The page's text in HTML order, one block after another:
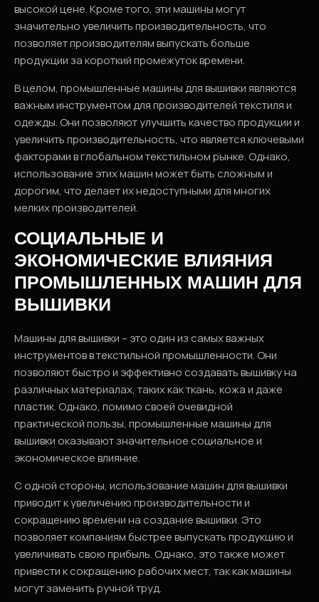
высокой цене. Кроме того, эти машины могут
значительно увеличить производительность, что
позволяет производителям выпускать больше
продукции за короткий промежуток времени.
В целом, промышленные машины для вышивки являются
важным инструментом для производителей текстиля и
одежды. Они позволяют улучшить качество продукции и
увеличить производительность, что является ключевыми
факторами в глобальном текстильном рынке. Однако,
использование этих машин может быть сложным и
дорогим, что делает их недоступными для многих
мелких производителей.
СОЦИАЛЬНЫЕ И
ЭКОНОМИЧЕСКИЕ ВЛИЯНИЯ
ПРОМЫШЛЕННЫХ МАШИН ДЛЯ
ВЫШИВКИ
Машины для вышивки – это один из самых важных
инструментов в текстильной промышленности. Они
позволяют быстро и эффективно создавать вышивку на
различных материалах, таких как ткань, кожа и даже
пластик. Однако, помимо своей очевидной
практической пользы, промышленные машины для
вышивки оказывают значительное социальное и
экономическое влияние.
С одной стороны, использование машин для вышивки
приводит к увеличению производительности и
сокращению времени на создание вышивки. Это
позволяет компаниям быстрее выпускать продукцию и
увеличивать свою прибыль. Однако, это также может
привести к сокращению рабочих мест, так как машины
могут заменить ручной труд.